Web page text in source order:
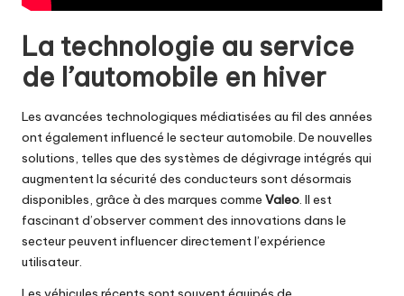
La technologie au service
de l’automobile en hiver
Les avancées technologiques médiatisées au fil des années
ont également influencé le secteur automobile. De nouvelles
solutions, telles que des systèmes de dégivrage intégrés qui
augmentent la sécurité des conducteurs sont désormais
disponibles, grâce à des marques comme Valeo. Il est
fascinant d’observer comment des innovations dans le
secteur peuvent influencer directement l’expérience
utilisateur.